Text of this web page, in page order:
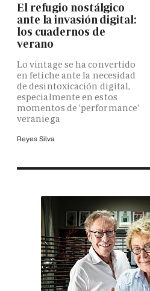
El refugio nostálgico
ante la invasión digital:
los cuadernos de
verano
Lo vintage se ha convertido
en fetiche ante la necesidad
de desintoxicación digital,
especialmente en estos
momentos de 'performance'
veraniega
Reyes Silva